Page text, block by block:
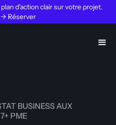
d'action clair sur votre projet.
Réserver
BUSINESS AUX
PME